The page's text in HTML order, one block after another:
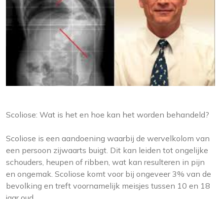
Scoliose: Wat is het en hoe kan het worden behandeld?
Scoliose is een aandoening waarbij de wervelkolom van
een persoon zijwaarts buigt. Dit kan leiden tot ongelijke
schouders, heupen of ribben, wat kan resulteren in pijn
en ongemak. Scoliose komt voor bij ongeveer 3% van de
bevolking en treft voornamelijk meisjes tussen 10 en 18